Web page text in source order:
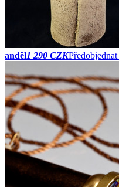
anděl1 290 CZKPředobjednat